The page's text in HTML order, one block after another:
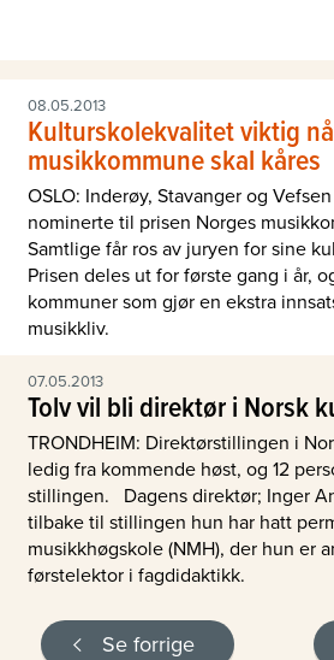
08.05.2013
Kulturskolekvalitet viktig
musikkommune skal kåres
OSLO: Inderøy, Stavanger og
nominerte til prisen Norges
Samtlige får ros av juryen for sine
Prisen deles ut for første gang i år,
kommuner som gjør en ekstra
musikkliv.
07.05.2013
Tolv vil bli direktør i Norsk
TRONDHEIM: Direktørstillingen i
ledig fra kommende høst, og 12
stillingen. Dagens direktør; Inger
tilbake til stillingen hun har hatt
musikkhøgskole (NMH), der hun er
førstelektor i fagdidaktikk.
Se forrige